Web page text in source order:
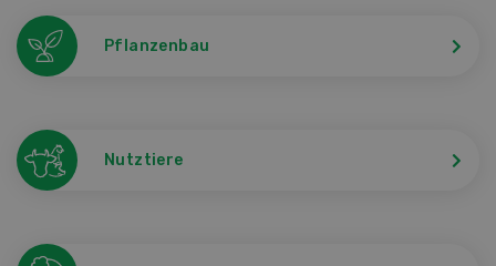
Pflanzenbau
Nutztiere